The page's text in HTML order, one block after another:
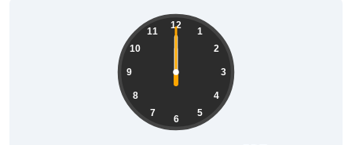
12
1
2
3
4
5
6
7
8
9
10
11